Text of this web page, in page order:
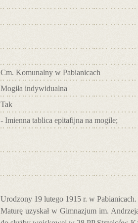
Cm. Komunalny w Pabianicach
Mogiła indywidualna
Tak
- Imienna tablica epitafijna na mogile;
Urodzony 19 lutego 1915 r. w Pabianicach.
Maturę uzyskał w Gimnazjum im.